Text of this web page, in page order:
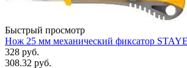
Быстрый просмотр
Нож 25 мм механический фиксатор
328 руб.
308.32 руб.